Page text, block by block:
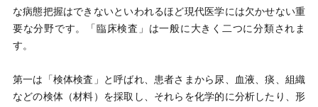
職員募集のご案内
レシピ・広報誌
な病態把握はできないといわれるほど現代医学には欠かせない重
要な分野です。「臨床検査」は一般に大きく二つに分類されま
す。
第一は「検体検査」と呼ばれ、患者さまから尿、血液、痰、組織
などの検体（材料）を採取し、それらを化学的に分析したり、形